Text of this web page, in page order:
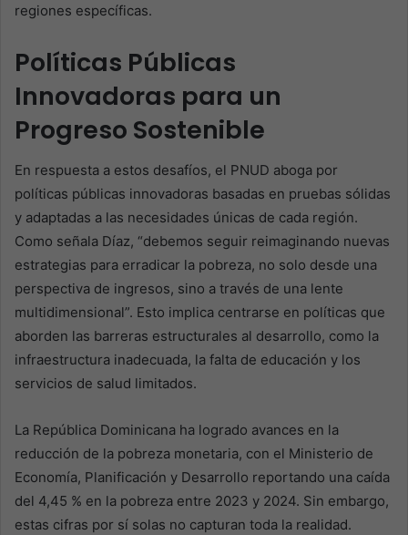
regiones específicas.
Políticas Públicas
Innovadoras para un
Progreso Sostenible
En respuesta a estos desafíos, el PNUD aboga por
políticas públicas innovadoras basadas en pruebas sólidas
y adaptadas a las necesidades únicas de cada región.
Como señala Díaz, “debemos seguir reimaginando nuevas
estrategias para erradicar la pobreza, no solo desde una
perspectiva de ingresos, sino a través de una lente
multidimensional”. Esto implica centrarse en políticas que
aborden las barreras estructurales al desarrollo, como la
infraestructura inadecuada, la falta de educación y los
servicios de salud limitados.
La República Dominicana ha logrado avances en la
reducción de la pobreza monetaria, con el Ministerio de
Economía, Planificación y Desarrollo reportando una caída
del 4,45 % en la pobreza entre 2023 y 2024. Sin embargo,
estas cifras por sí solas no capturan toda la realidad.